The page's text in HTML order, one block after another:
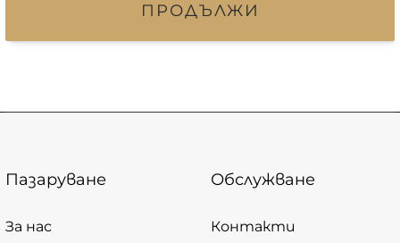
ПРОДЪЛЖИ
Пазаруване
За нас
Обслужване
Контакти